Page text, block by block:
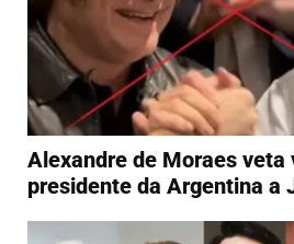
Alexandre de Moraes veta
presidente da Argentina a